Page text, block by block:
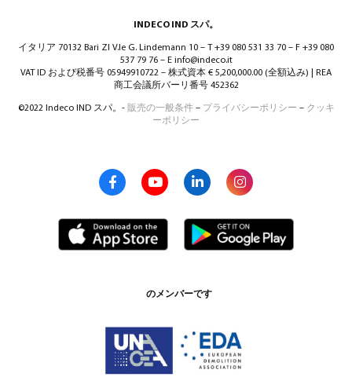
INDECO IND スパ。
イタリア 70132 Bari ZI V.le G. Lindemann 10 – T +39 080 531 33 70 – F +39 080
537 79 76 – E info@indeco.it
VAT ID および税番号 05949910722 – 株式資本 € 5,200,000.00 (全額込み) | REA
商工会議所バーリ番号 452362
©2022 Indeco IND スパ。- 販売の一般条件– プライバシーポリシー – クッキ
ーポリシー
のメンバーです